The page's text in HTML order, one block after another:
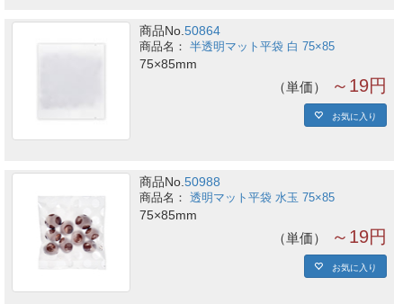
商品No.50864
半透明マット平袋 白 75×85
75×85mm
単価 ～19円
お気に入り
商品No.50988
透明マット平袋 水玉 75×85
75×85mm
単価 ～19円
お気に入り